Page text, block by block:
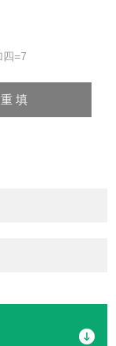
四=7